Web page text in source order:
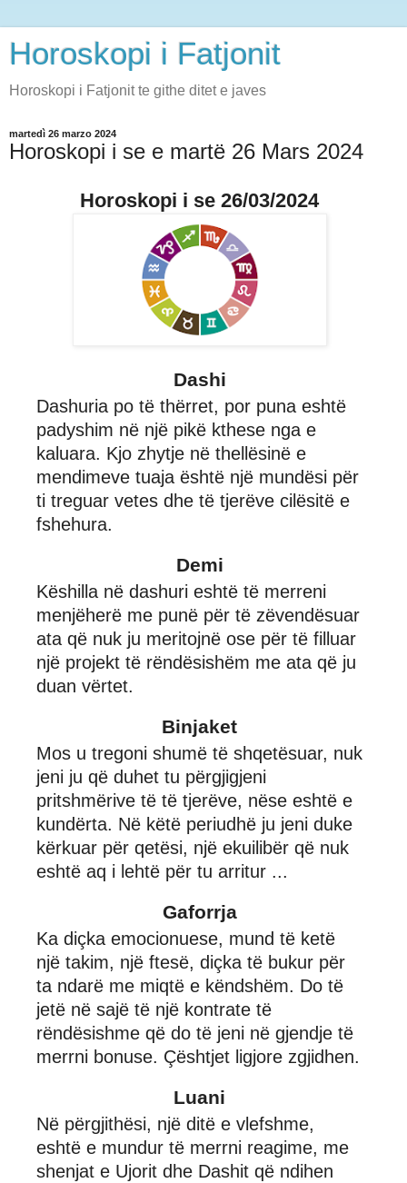
Horoskopi i Fatjonit
Horoskopi i Fatjonit te githe ditet e javes
martedì 26 marzo 2024
Horoskopi i se e martë 26 Mars 2024
Horoskopi i se 26/03/2024
Dashi
Dashuria po të thërret, por puna eshtë
padyshim në një pikë kthese nga e
kaluara. Kjo zhytje në thellësinë e
mendimeve tuaja është një mundësi për
ti treguar vetes dhe të tjerëve cilësitë e
fshehura.
Demi
Këshilla në dashuri eshtë të merreni
menjëherë me punë për të zëvendësuar
ata që nuk ju meritojnë ose për të filluar
një projekt të rëndësishëm me ata që ju
duan vërtet.
Binjaket
Mos u tregoni shumë të shqetësuar, nuk
jeni ju që duhet tu përgjigjeni
pritshmërive të të tjerëve, nëse eshtë e
kundërta. Në këtë periudhë ju jeni duke
kërkuar për qetësi, një ekuilibër që nuk
eshtë aq i lehtë për tu arritur ...
Gaforrja
Ka diçka emocionuese, mund të ketë
një takim, një ftesë, diçka të bukur për
ta ndarë me miqtë e këndshëm. Do të
jetë në sajë të një kontrate të
rëndësishme që do të jeni në gjendje të
merrni bonuse. Çështjet ligjore zgjidhen.
Luani
Në përgjithësi, një ditë e vlefshme,
eshtë e mundur të merrni reagime, me
shenjat e Ujorit dhe Dashit që ndihen